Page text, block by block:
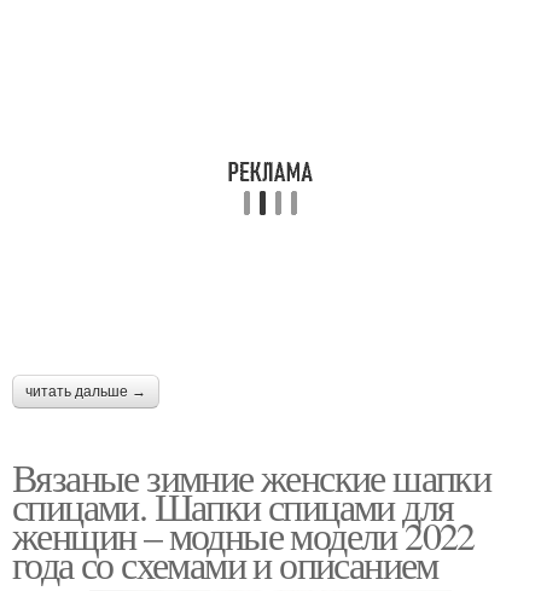
читать дальше →
Вязаные зимние женские шапки
спицами. Шапки спицами для
женщин – модные модели 2022
года со схемами и описанием